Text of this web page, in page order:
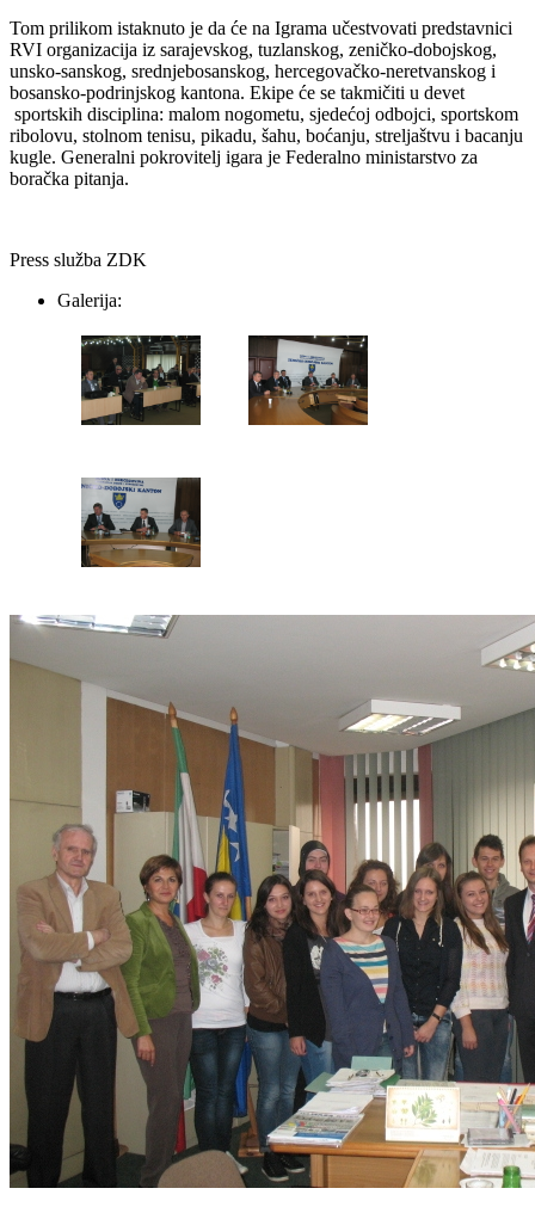
Tom prilikom istaknuto je da će na Igrama učestvovati predstavnici
RVI organizacija iz sarajevskog, tuzlanskog, zeničko-dobojskog,
unsko-sanskog, srednjebosanskog, hercegovačko-neretvanskog i
bosansko-podrinjskog kantona. Ekipe će se takmičiti u devet
sportskih disciplina: malom nogometu, sjedećoj odbojci, sportskom
ribolovu, stolnom tenisu, pikadu, šahu, boćanju, streljaštvu i bacanju
kugle. Generalni pokrovitelj igara je Federalno ministarstvo za
boračka pitanja.
Press služba ZDK
Galerija: